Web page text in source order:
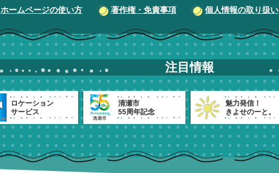
ホームページの使い方 著作権・免責事項 個人情報の取り扱い
注目情報
ロケーション
サービス
清瀬市
55周年記念
魅力発信！
きよせのーと。